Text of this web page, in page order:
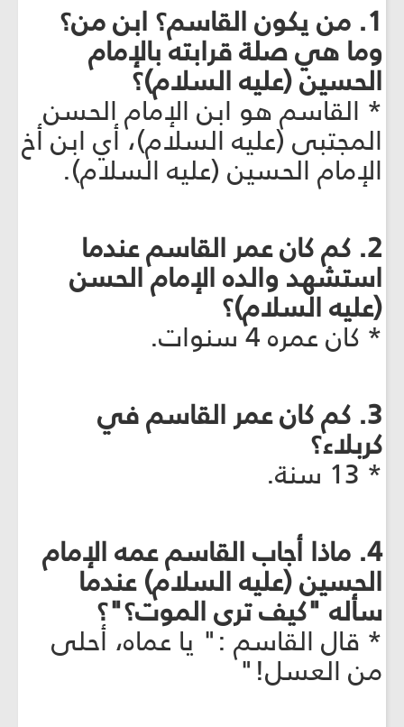
1. من يكون القاسم؟ ابن من؟
وما هي صلة قرابته بالإمام
الحسين (عليه السلام)؟
* القاسم هو ابن الإمام الحسن
المجتبى (عليه السلام)، أي ابن أخ
الإمام الحسين (عليه السلام).
2. كم كان عمر القاسم عندما
استشهد والده الإمام الحسن
(عليه السلام)؟
* كان عمره 4 سنوات.
3. كم كان عمر القاسم في
كربلاء؟
* 13 سنة.
4. ماذا أجاب القاسم عمه الإمام
الحسين (عليه السلام) عندما
سأله "كيف ترى الموت؟"؟
* قال القاسم :" يا عماه، أحلى
من العسل!"